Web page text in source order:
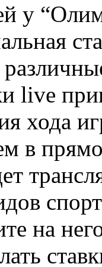
у
live
хода
в
на